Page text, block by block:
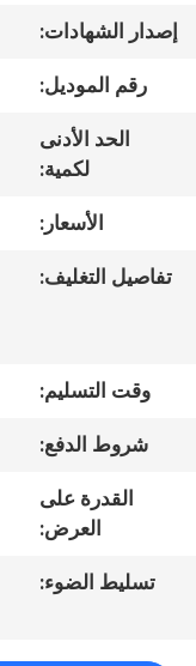
جولة
المعمل
الجودة
أخبار
جميع
إصدار الشهادات:
رقم الموديل:
الحد الأدنى
لكمية:
الأسعار:
تفاصيل التغليف:
وقت التسليم:
شروط الدفع:
القدرة على
العرض:
تسليط الضوء: